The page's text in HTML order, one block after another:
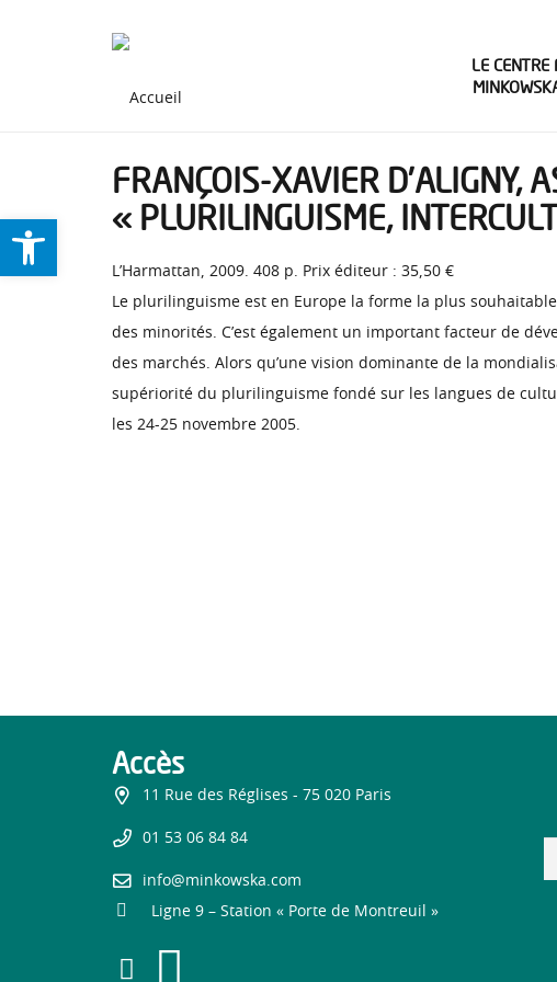
Ouvrir la barre d’outils
LE CENTRE
FRANÇOIS-XAVIER D’ALIGNY,
« PLURILINGUISME,
L’Harmattan, 2009. 408 p. Prix éditeur : 35,50 €
Le plurilinguisme est en Europe la forme la plus
des minorités. C’est également un important facteur de
des marchés. Alors qu’une vision dominante de la
supériorité du plurilinguisme fondé sur les langues de
les 24-25 novembre 2005.
Accès
11 Rue des Réglises - 75 020 Paris
01 53 06 84 84
info@minkowska.com
Ligne 9 – Station « Porte de Montreuil »